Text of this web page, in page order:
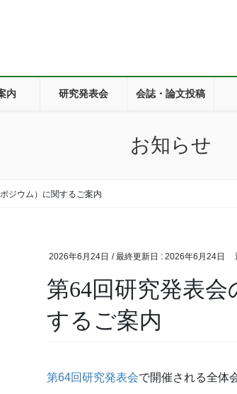
内 研究発表会 会誌・論文投稿
お知らせ
ジウム）に関するご案内
2026年6月24日 / 最終更新日 : 2026年6月24日
第64回研究発表
するご案内
第64回研究発表会で開催される全体